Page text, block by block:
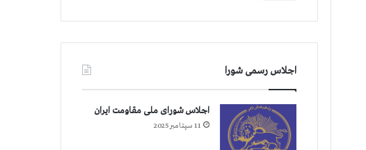
اجلاس رسمی شورا
اجلاس شورای ملی مقاومت ایران
11 سپتامبر 2025